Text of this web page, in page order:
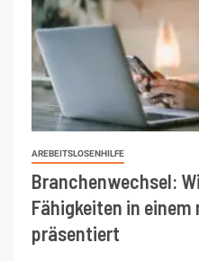
AREBEITSLOSENHILFE
Branchenwechsel:
Fähigkeiten in einem
präsentiert